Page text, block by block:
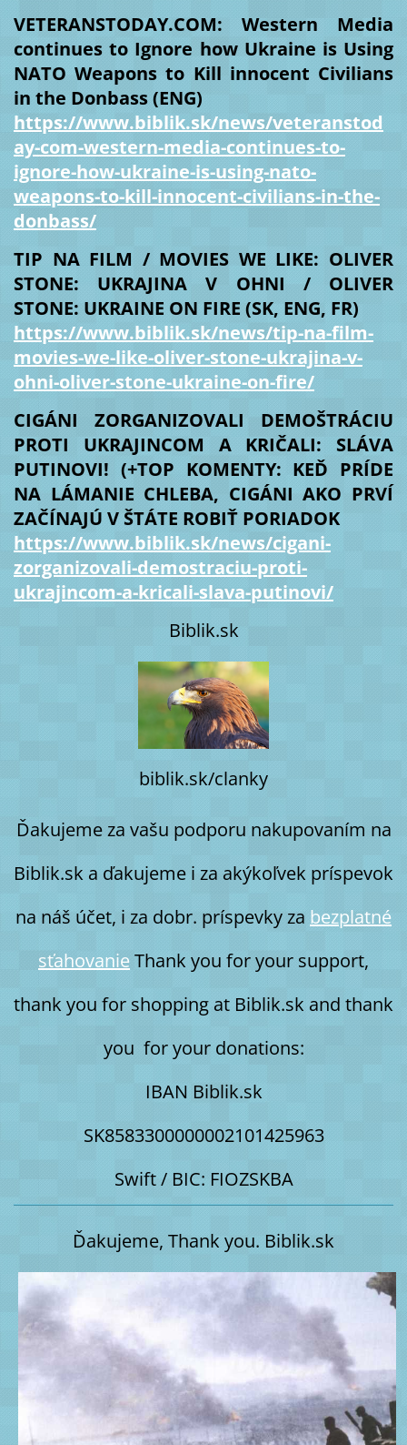
VETERANSTODAY.COM: Western Media
continues to Ignore how Ukraine is Using
NATO Weapons to Kill innocent Civilians
in the Donbass (ENG)
https://www.biblik.sk/news/veteranstod
ay-com-western-media-continues-to-
ignore-how-ukraine-is-using-nato-
weapons-to-kill-innocent-civilians-in-the-
donbass/
TIP NA FILM / MOVIES WE LIKE: OLIVER
STONE: UKRAJINA V OHNI / OLIVER
STONE: UKRAINE ON FIRE (SK, ENG, FR)
https://www.biblik.sk/news/tip-na-film-
movies-we-like-oliver-stone-ukrajina-v-
ohni-oliver-stone-ukraine-on-fire/
CIGÁNI ZORGANIZOVALI DEMOŠTRÁCIU
PROTI UKRAJINCOM A KRIČALI: SLÁVA
PUTINOVI! (+TOP KOMENTY: KEĎ PRÍDE
NA LÁMANIE CHLEBA, CIGÁNI AKO PRVÍ
ZAČÍNAJÚ V ŠTÁTE ROBIŤ PORIADOK
https://www.biblik.sk/news/cigani-
zorganizovali-demostraciu-proti-
ukrajincom-a-kricali-slava-putinovi/
Biblik.sk
biblik.sk/clanky
Ďakujeme za vašu podporu nakupovaním na
Biblik.sk a ďakujeme i za akýkoľvek príspevok
na náš účet, i za dobr. príspevky za bezplatné
sťahovanieThank you for your support,
thank you for shopping at Biblik.sk and thank
you for your donations:
IBAN Biblik.sk
SK8583300000002101425963
Swift / BIC: FIOZSKBA
Ďakujeme, Thank you. Biblik.sk